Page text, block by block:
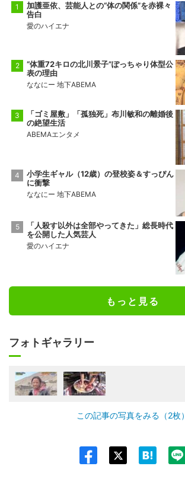
加護亜依、芸能人との“体の関係”を赤裸々
告白
愛のハイエナ
“体重72キロの北川景子”ぽっちゃり体型公
表の理由
ななにー 地下ABEMA
「ゴミ屋敷」「孤独死」布川敏和の離婚後
の絶望生活
ABEMAエンタメ
小学生ギャル（12歳）の登校姿＆すっぴん
に衝撃
ななにー 地下ABEMA
「人殺す以外は全部やってきた」総長時代
を公開した人気芸人
愛のハイエナ
もっと見る
フォトギャラリー
この記事の写真をみる（2枚）